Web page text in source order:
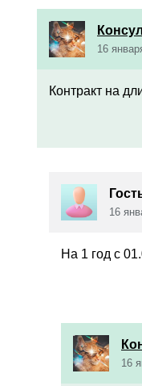
16
Контракт на
16
На 1 год с
16